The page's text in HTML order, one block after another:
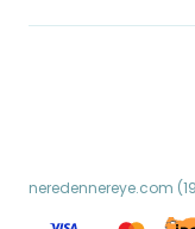
neredennereye.com